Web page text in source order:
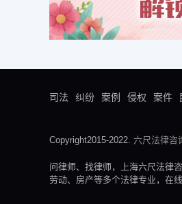
司法 纠纷 案例 侵权 案件
Copyright2015-2022. 六尺法律咨
问律师、找律师，上海六尺法律
劳动、房产等多个法律专业，在